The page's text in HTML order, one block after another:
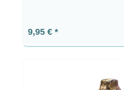
Prix régulier :
9,95 €